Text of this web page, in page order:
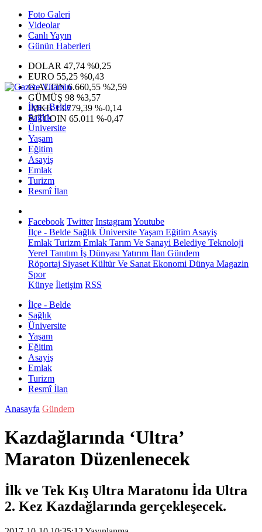
Foto Galeri
Videolar
Canlı Yayın
Günün Haberleri
DOLAR 47,74 %0,25
EURO 55,25 %0,43
G.ALTIN6.660,55 %2,59
GÜMÜŞ 98 %3,57
IMKB13.779,39 %-0,14
BITCOIN 65.011 %-0,47
İlçe - Belde
Sağlık
Üniversite
Yaşam
Eğitim
Asayiş
Emlak
Turizm
Resmî İlan
Facebook Twitter InstagramYoutube
İlçe - Belde Sağlık ÜniversiteYaşam Eğitim Asayiş
Emlak Turizm Emlak Tarım Ve Sanayi Belediye Teknoloji
Yerel Tanıtım İş Dünyası Yatırım İlan Gündem
Röportaj Siyaset Kültür Ve Sanat Ekonomi Dünya Magazin
Spor
Künye İletişim RSS
İlçe - Belde
Sağlık
Üniversite
Yaşam
Eğitim
Asayiş
Emlak
Turizm
Resmî İlan
Anasayfa Gündem
Kazdağlarında ‘Ultra’
Maraton Düzenlenecek
İlk ve Tek Kış Ultra Maratonu İda Ultra
2. Kez Kazdağlarında gerçekleşecek.